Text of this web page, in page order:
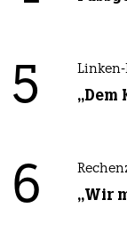
5 „Dem
6 „Wir